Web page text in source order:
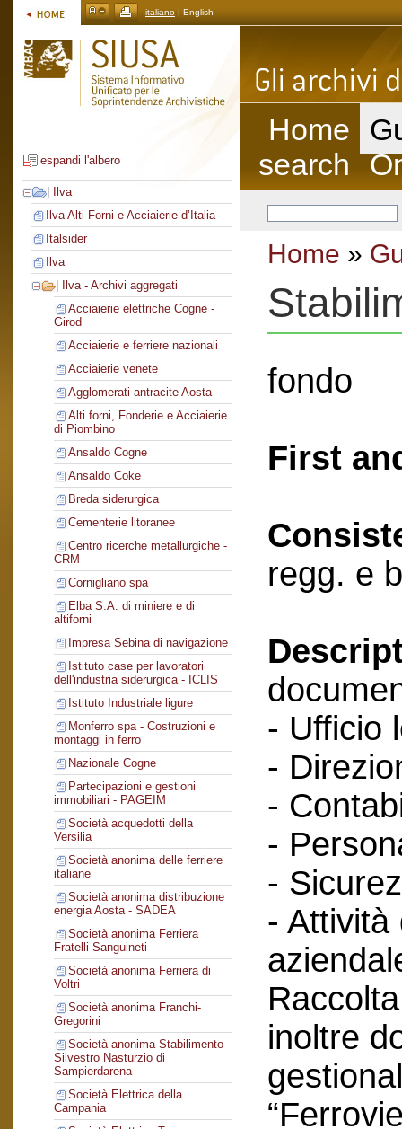
italiano | English
espandi l'albero
Ilva
Ilva Alti Forni e Acciaierie d’Italia
Italsider
Ilva
Ilva - Archivi aggregati
Acciaierie elettriche Cogne -
Girod
Acciaierie e ferriere nazionali
Acciaierie venete
Agglomerati antracite Aosta
Alti forni, Fonderie e Acciaierie
di Piombino
Ansaldo Cogne
Ansaldo Coke
Breda siderurgica
Cementerie litoranee
Centro ricerche metallurgiche -
CRM
Cornigliano spa
Elba S.A. di miniere e di
altiforni
Impresa Sebina di navigazione
Istituto case per lavoratori
dell'industria siderurgica - ICLIS
Istituto Industriale ligure
Monferro spa - Costruzioni e
montaggi in ferro
Nazionale Cogne
Partecipazioni e gestioni
immobiliari - PAGEIM
Società acquedotti della
Versilia
Società anonima delle ferriere
italiane
Società anonima distribuzione
energia Aosta - SADEA
Società anonima Ferriera
Fratelli Sanguineti
Società anonima Ferriera di
Voltri
Società anonima Franchi-
Gregorini
Società anonima Stabilimento
Silvestro Nasturzio di
Sampierdarena
Società Elettrica della
Campania
Home
search
Home »
fondo
First
regg. e
- Ufficio
-
-
-
-
- Attività
inoltre